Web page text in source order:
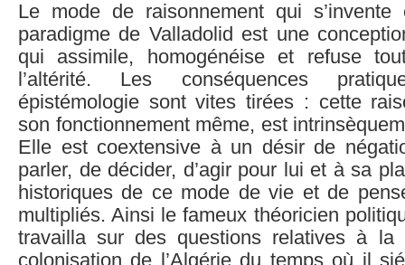
Le mode de raisonnement qui
paradigme de Valladolid est une
qui assimile, homogénéise et refuse
l’altérité. Les conséquences
épistémologie sont vites tirées : cette
son fonctionnement même, est
Elle est coextensive à un désir de
parler, de décider, d’agir pour lui et à sa
historiques de ce mode de vie et de
multipliés. Ainsi le fameux théoricien
travailla sur des questions relatives à
colonisation de l’Algérie du temps où il